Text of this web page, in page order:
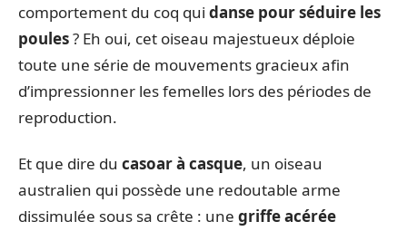
comportement du coq qui danse pour séduire les
poules? Eh oui, cet oiseau majestueux déploie
toute une série de mouvements gracieux afin
d’impressionner les femelles lors des périodes de
reproduction.
Et que dire du casoar à casque, un oiseau
australien qui possède une redoutable arme
dissimulée sous sa crête : une griffe acérée